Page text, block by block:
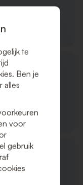
te
Ben je
alles
voor
gebruik